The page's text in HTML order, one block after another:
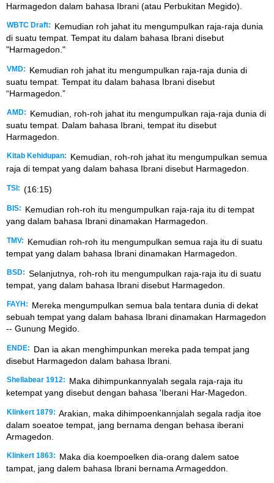
Harmagedon dalam bahasa Ibrani (atau Perbukitan Megido).
WBTC Draft:
Kemudian roh jahat itu mengumpulkan raja-raja dunia
di suatu tempat. Tempat itu dalam bahasa Ibrani disebut
"Harmagedon."
VMD:
Kemudian roh jahat itu mengumpulkan raja-raja dunia di
suatu tempat. Tempat itu dalam bahasa Ibrani disebut
“Harmagedon.”
AMD:
Kemudian, roh-roh jahat itu mengumpulkan raja-raja dunia di
suatu tempat. Dalam bahasa Ibrani, tempat itu disebut
Harmagedon.
Kitab Kehidupan:
Kemudian, roh-roh jahat itu mengumpulkan semua
raja di tempat yang dalam bahasa Ibrani disebut Harmagedon.
TSI: (16:15)
BIS:
Kemudian roh-roh itu mengumpulkan raja-raja itu di tempat
yang dalam bahasa Ibrani dinamakan Harmagedon.
TMV:
Kemudian roh-roh itu mengumpulkan semua raja itu di suatu
tempat yang dalam bahasa Ibrani dinamakan Harmagedon.
BSD: Selanjutnya, roh-roh itu mengumpulkan raja-raja itu di suatu
tempat, yang dalam bahasa Ibrani disebut Harmagedon.
FAYH:
Mereka mengumpulkan semua bala tentara dunia di dekat
sebuah tempat yang dalam bahasa Ibrani dinamakan Harmagedon
-- Gunung Megido.
ENDE:
Dan ia akan menghimpunkan mereka pada tempat jang
disebut Harmagedon dalam bahasa Ibrani.
Shellabear 1912:
Maka dihimpunkannyalah segala raja-raja itu
ketempat yang disebut dengan bahasa 'Iberani Har-Magedon.
Klinkert 1879: Arakian, maka dihimpoenkannjalah segala radja itoe
dalam soeatoe tempat, jang bernama dengan behasa iberani
Armagedon.
Klinkert 1863:
Maka dia koempoelken dia-orang dalem satoe
tampat, jang dalem bahasa Ibrani bernama Armageddon.